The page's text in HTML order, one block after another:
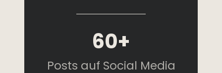
60+
Posts auf Social Media